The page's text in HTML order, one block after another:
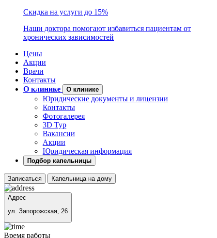
Скидка на услуги до 15%
Наши доктора помогают избавиться пациентам от
хронических зависимостей
Цены
Акции
Врачи
Контакты
О клинике
О клинике
Юридические документы и лицензии
Контакты
Фотогалерея
3D Тур
Вакансии
Акции
Юридическая информация
Подбор капельницы
Записаться Капельница на дому
Адрес
ул. Запорожская, 26
Время работы